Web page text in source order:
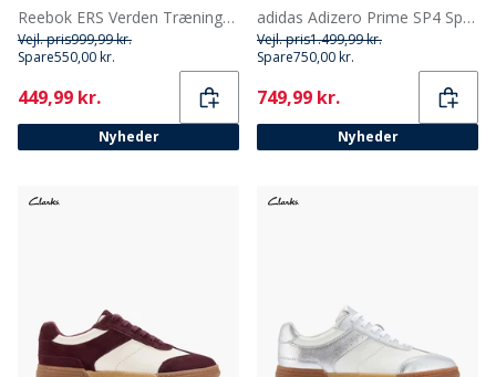
Reebok ERS Verden Træningssko Sort/Hvid/Chrome
Vejl. pris999,99 kr.
Spare550,00 kr.
Current
449,99 kr.
Nyheder
adidas Adizero Prime SP4 Sprint Løbesko med pigge Cloud White/Core Black/Lucid Red
Vejl. pris1.499,99 kr.
Spare750,00 kr.
Current
749,99 kr.
Nyheder